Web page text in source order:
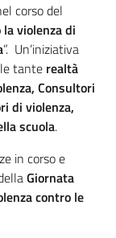
corso del
violenza di
”. Un’iniziativa
tante realtà
Consultori
di violenza,
scuola.
in corso e
Giornata
contro le